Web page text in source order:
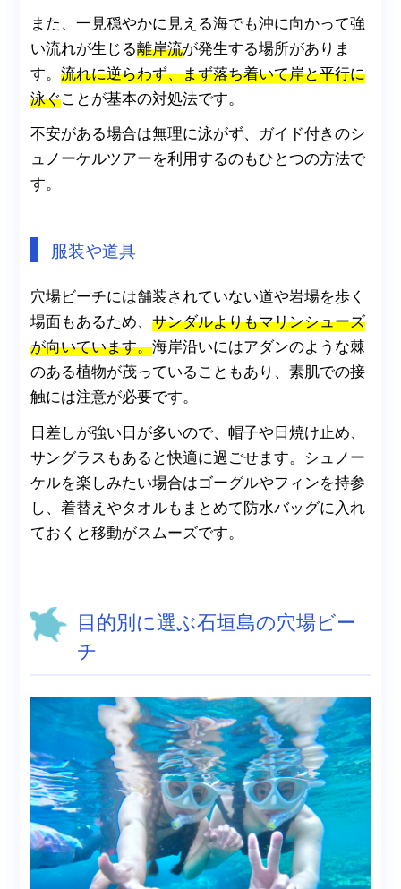
また、一見穏やかに見える海でも沖に向かって強
い流れが生じる離岸流が発生する場所がありま
す。流れに逆らわず、まず落ち着いて岸と平行に
泳ぐことが基本の対処法です。
不安がある場合は無理に泳がず、ガイド付きのシ
ュノーケルツアーを利用するのもひとつの方法で
す。
服装や道具
穴場ビーチには舗装されていない道や岩場を歩く
場面もあるため、サンダルよりもマリンシューズ
が向いています。海岸沿いにはアダンのような棘
のある植物が茂っていることもあり、素肌での接
触には注意が必要です。
日差しが強い日が多いので、帽子や日焼け止め、
サングラスもあると快適に過ごせます。シュノー
ケルを楽しみたい場合はゴーグルやフィンを持参
し、着替えやタオルもまとめて防水バッグに入れ
ておくと移動がスムーズです。
目的別に選ぶ石垣島の穴場ビー
チ